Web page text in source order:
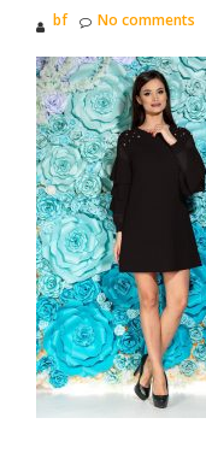
bf No comments